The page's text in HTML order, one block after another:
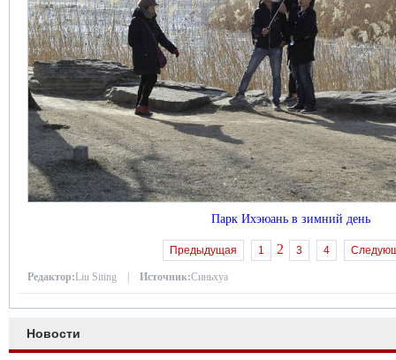
Парк Ихэюань в зимний день
Предыдущая 1 2 3 4
Редактор:Liu Siting | Источник:Синьхуа
Новости